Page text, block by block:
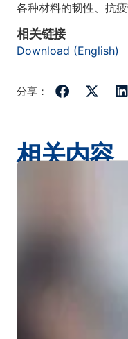
各种材料的韧性、抗
相关链接
Download (English)
分享：
相关内容